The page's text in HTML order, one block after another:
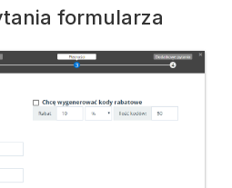
formularza